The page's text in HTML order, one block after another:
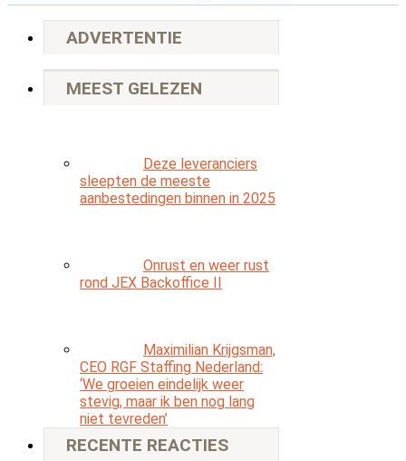
ADVERTENTIE
MEEST GELEZEN
Deze leveranciers
sleepten de meeste
aanbestedingen binnen in 2025
Onrust en weer rust
rond JEX Backoffice II
Maximilian Krijgsman,
CEO RGF Staffing Nederland:
‘We groeien eindelijk weer
stevig, maar ik ben nog lang
niet tevreden’
RECENTE REACTIES